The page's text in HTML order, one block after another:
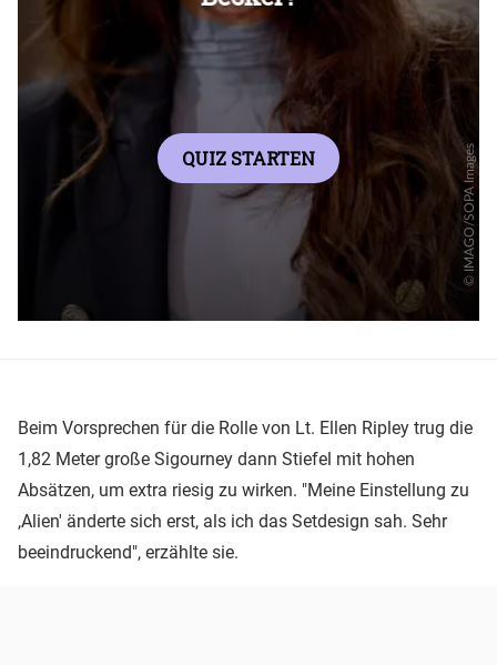
Beim Vorsprechen für die Rolle von Lt. Ellen Ripley trug die
1,82 Meter große Sigourney dann Stiefel mit hohen
Absätzen, um extra riesig zu wirken. "Meine Einstellung zu
,Alien' änderte sich erst, als ich das Setdesign sah. Sehr
beeindruckend", erzählte sie.